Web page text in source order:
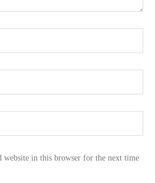
website in this browser for the next time